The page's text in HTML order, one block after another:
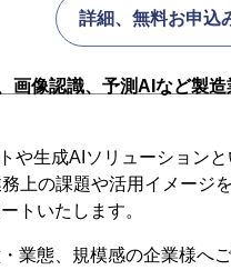
詳細、無料お申込
画像認識、予測AIなど製
や生成AIソリューション
上の課題や活用イメージ
トいたします。
業態、規模感の企業様へ